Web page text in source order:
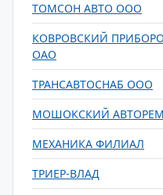
ТОМСОН АВТО ООО
КОВРОВСКИЙ
ОАО
ТРАНСАВТОСНАБ ООО
МОШОКСКИЙ
МЕХАНИКА ФИЛИАЛ
ТРИЕР-ВЛАД